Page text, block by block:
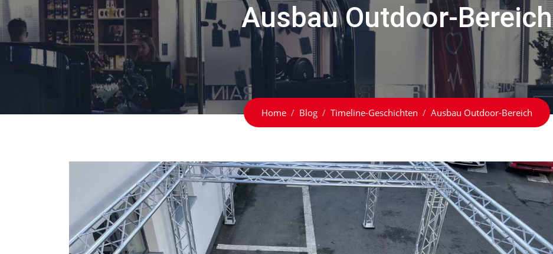
Ausbau Outdoor-Bereich
Home Blog Timeline-Geschichten Ausbau Outdoor-Bereich